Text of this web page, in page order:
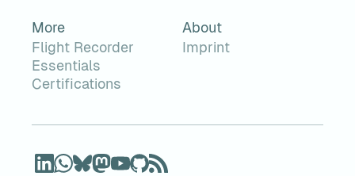
More
Flight Recorder
Essentials
Certifications
About
Imprint